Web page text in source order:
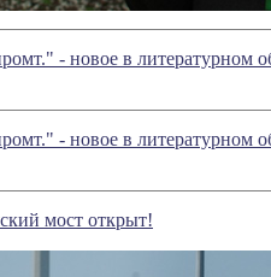
- новое в литературном
- новое в литературном
мост открыт!